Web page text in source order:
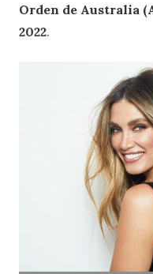
Orden de Australia
2022.